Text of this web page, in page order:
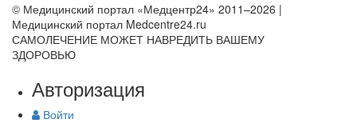
© Медицинский портал «Медцентр24» 2011–2026 |
Медицинский портал Medcentre24.ru
САМОЛЕЧЕНИЕ МОЖЕТ НАВРЕДИТЬ ВАШЕМУ
ЗДОРОВЬЮ
Авторизация
Войти